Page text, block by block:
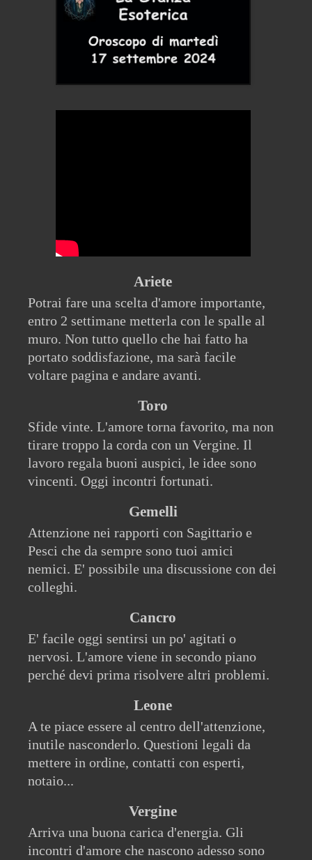
Ariete
Potrai fare una scelta d'amore importante,
entro 2 settimane metterla con le spalle al
muro. Non tutto quello che hai fatto ha
portato soddisfazione, ma sarà facile
voltare pagina e andare avanti.
Toro
Sfide vinte. L'amore torna favorito, ma non
tirare troppo la corda con un Vergine. Il
lavoro regala buoni auspici, le idee sono
vincenti. Oggi incontri fortunati.
Gemelli
Attenzione nei rapporti con Sagittario e
Pesci che da sempre sono tuoi amici
nemici. E' possibile una discussione con dei
colleghi.
Cancro
E' facile oggi sentirsi un po' agitati o
nervosi. L'amore viene in secondo piano
perché devi prima risolvere altri problemi.
Leone
A te piace essere al centro dell'attenzione,
inutile nasconderlo. Questioni legali da
mettere in ordine, contatti con esperti,
notaio...
Vergine
Arriva una buona carica d'energia. Gli
incontri d'amore che nascono adesso sono